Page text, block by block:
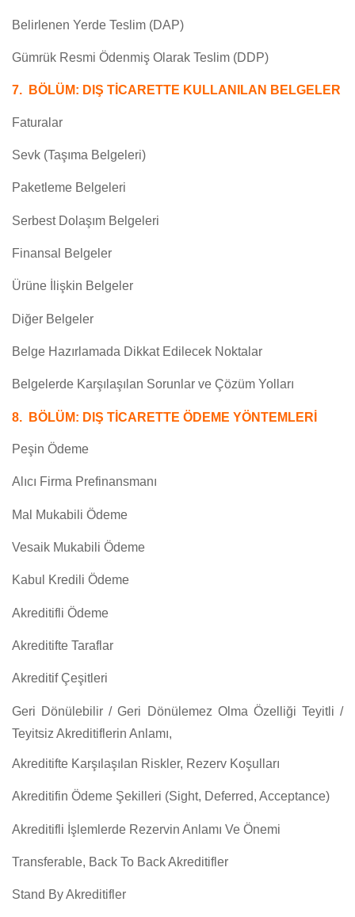
Belirlenen Yerde Teslim (DAP)
Gümrük Resmi Ödenmiş Olarak Teslim (DDP)
7. BÖLÜM: DIŞ TİCARETTE KULLANILAN BELGELER
Faturalar
Sevk (Taşıma Belgeleri)
Paketleme Belgeleri
Serbest Dolaşım Belgeleri
Finansal Belgeler
Ürüne İlişkin Belgeler
Diğer Belgeler
Belge Hazırlamada Dikkat Edilecek Noktalar
Belgelerde Karşılaşılan Sorunlar ve Çözüm Yolları
8. BÖLÜM: DIŞ TİCARETTE ÖDEME YÖNTEMLERİ
Peşin Ödeme
Alıcı Firma Prefinansmanı
Mal Mukabili Ödeme
Vesaik Mukabili Ödeme
Kabul Kredili Ödeme
Akreditifli Ödeme
Akreditifte Taraflar
Akreditif Çeşitleri
Geri Dönülebilir / Geri Dönülemez Olma Özelliği Teyitli /
Teyitsiz Akreditiflerin Anlamı,
Akreditifte Karşılaşılan Riskler, Rezerv Koşulları
Akreditifin Ödeme Şekilleri (Sight, Deferred, Acceptance)
Akreditifli İşlemlerde Rezervin Anlamı Ve Önemi
Transferable, Back To Back Akreditifler
Stand By Akreditifler